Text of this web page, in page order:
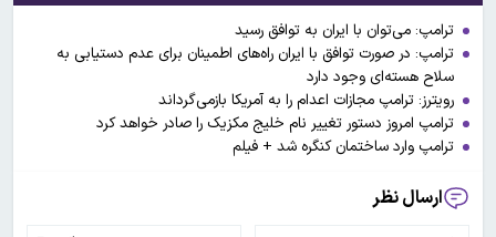
ترامپ:‌ می‌توان با ایران به توافق رسید
ترامپ: در صورت توافق با ایران راه‌های اطمینان برای عدم دستیابی به
سلاح هسته‌ای وجود دارد
رویترز: ترامپ مجازات اعدام را به آمریکا بازمی‌گرداند
ترامپ امروز دستور تغییر نام خلیج مکزیک را صادر خواهد کرد
ترامپ وارد ساختمان کنگره شد + فیلم
ارسال نظر